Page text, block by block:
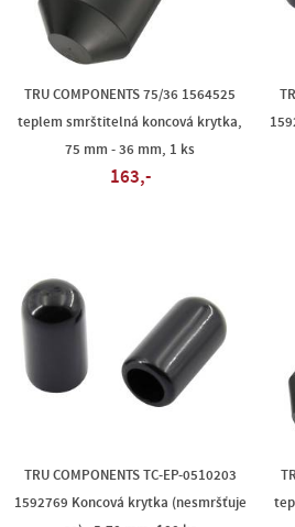
TRU COMPONENTS 75/36 1564525
teplem smrštitelná koncová krytka,
75 mm - 36 mm, 1 ks
163,-
TRU COMPONENTS TC-EP-0510203
1592769 Koncová krytka (nesmršťuje